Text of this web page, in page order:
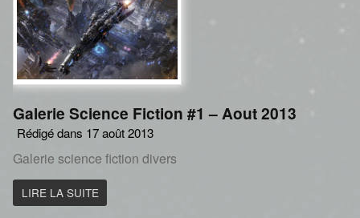
Galerie Science Fiction #1 – Aout 2013
Rédigé dans 17 août 2013
Galerie science fiction divers
LIRE LA SUITE